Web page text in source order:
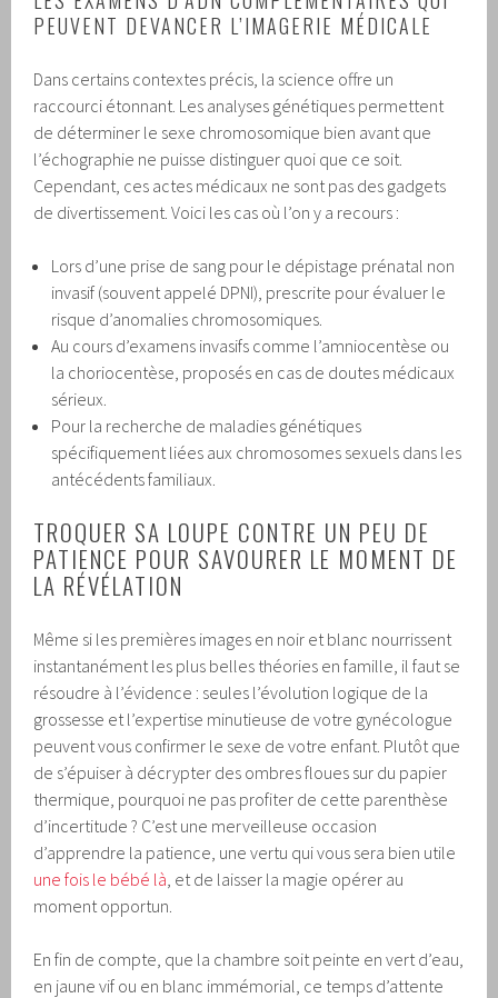
PEUVENT DEVANCER L’IMAGERIE MÉDICALE
Dans certains contextes précis, la science offre un
raccourci étonnant. Les analyses génétiques permettent
de déterminer le sexe chromosomique bien avant que
l’échographie ne puisse distinguer quoi que ce soit.
Cependant, ces actes médicaux ne sont pas des gadgets
de divertissement. Voici les cas où l’on y a recours :
Lors d’une prise de sang pour le dépistage prénatal non
invasif (souvent appelé DPNI), prescrite pour évaluer le
risque d’anomalies chromosomiques.
Au cours d’examens invasifs comme l’amniocentèse ou
la choriocentèse, proposés en cas de doutes médicaux
sérieux.
Pour la recherche de maladies génétiques
spécifiquement liées aux chromosomes sexuels dans les
antécédents familiaux.
TROQUER SA LOUPE CONTRE UN PEU DE
PATIENCE POUR SAVOURER LE MOMENT DE
LA RÉVÉLATION
Même si les premières images en noir et blanc nourrissent
instantanément les plus belles théories en famille, il faut se
résoudre à l’évidence : seules l’évolution logique de la
grossesse et l’expertise minutieuse de votre gynécologue
peuvent vous confirmer le sexe de votre enfant. Plutôt que
de s’épuiser à décrypter des ombres floues sur du papier
thermique, pourquoi ne pas profiter de cette parenthèse
d’incertitude ? C’est une merveilleuse occasion
d’apprendre la patience, une vertu qui vous sera bien utile
une fois le bébé là , et de laisser la magie opérer au
moment opportun.
En fin de compte, que la chambre soit peinte en vert d’eau,
en jaune vif ou en blanc immémorial, ce temps d’attente